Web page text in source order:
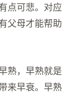
点可悲。对应
父母才能帮助
熟，早熟就是
来早衰。早熟